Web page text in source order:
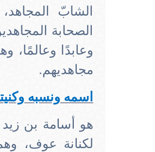
الشابّ
الصحابة
وعابدًا وعالمًا،
مجاهديهم.
اسمه ونسبه
هو أسامة بن
لكنانة عوف،